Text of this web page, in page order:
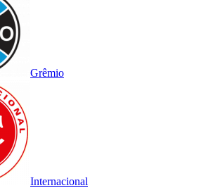
Grêmio
Internacional